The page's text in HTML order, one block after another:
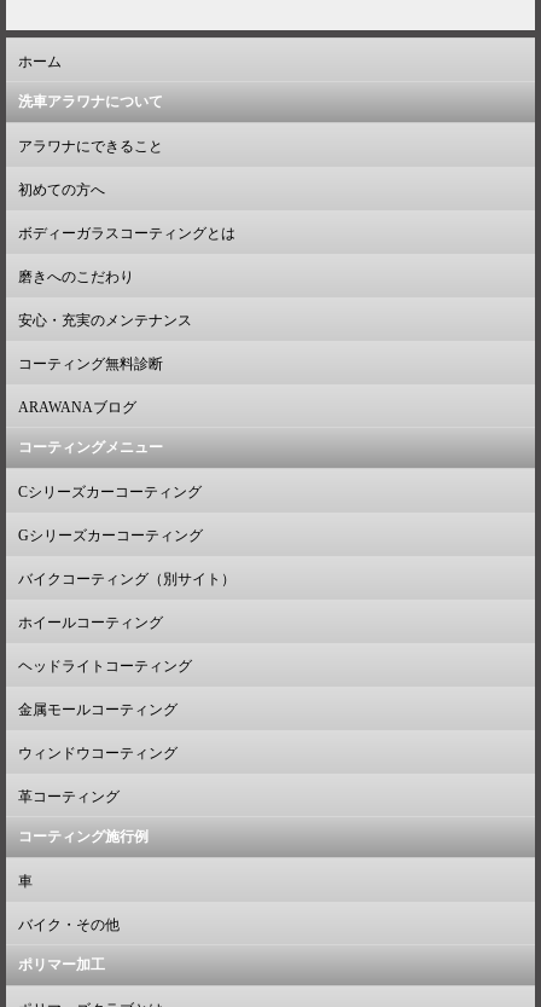
ホーム
洗車アラワナについて
アラワナにできること
初めての方へ
ボディーガラスコーティングとは
磨きへのこだわり
安心・充実のメンテナンス
コーティング無料診断
ARAWANAブログ
コーティングメニュー
Cシリーズカーコーティング
Gシリーズカーコーティング
バイクコーティング（別サイト）
ホイールコーティング
ヘッドライトコーティング
金属モールコーティング
ウィンドウコーティング
革コーティング
コーティング施行例
車
バイク・その他
ポリマー加工